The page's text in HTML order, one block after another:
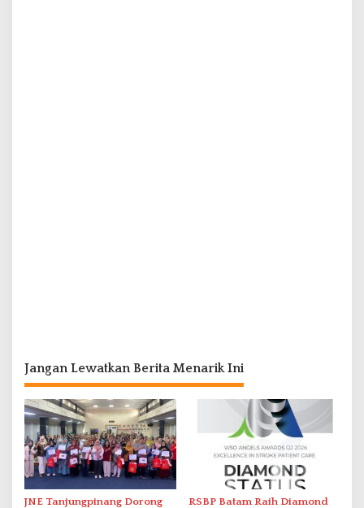
Jangan Lewatkan Berita Menarik Ini
JNE Tanjungpinang Dorong
RSBP Batam Raih Diamond